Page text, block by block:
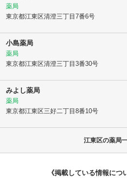
薬局
東京都江東区清澄三丁目7番6号
小島薬局
薬局
東京都江東区清澄三丁目3番30号
みよし薬局
薬局
東京都江東区三好二丁目8番10号
江東区の薬局
《掲載している情報につ